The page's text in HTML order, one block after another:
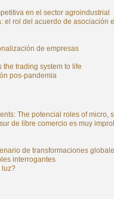
en el sector agroindustrial
rol del acuerdo de asociación
de empresas
the trading system to life
pos-pandemia
The potencial roles of
de libre comercio es muy
de transformaciones
interrogantes
luz?